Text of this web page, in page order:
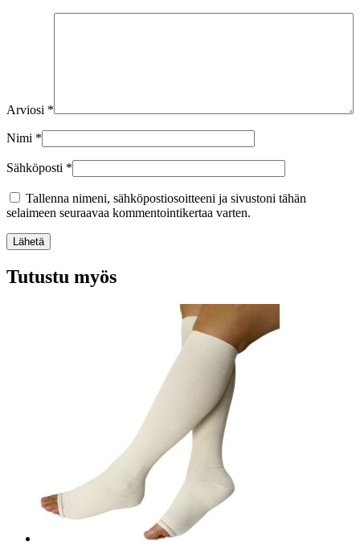
Arviosi *
Nimi *
Sähköposti *
Tallenna nimeni, sähköpostiosoitteeni ja sivustoni tähän
selaimeen seuraavaa kommentointikertaa varten.
Lähetä
Tutustu myös